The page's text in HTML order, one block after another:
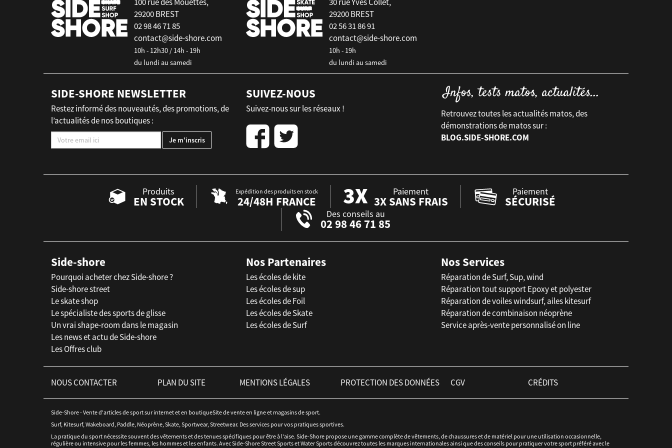
29200 BREST
02 98 46 71 85
contact@side-shore.com
10h - 12h30 / 14h - 19h
du lundi au samedi
29200 BREST
02 56 31 86 91
contact@side-shore.com
10h - 19h
du lundi au samedi
SIDE-SHORE NEWSLETTER
Restez informé des nouveautés, des promotions, de
l’actualités de nos boutiques :
SUIVEZ-NOUS
Suivez-nous sur les réseaux !
Retrouvez toutes les actualités matos, des
démonstrations de matos sur :
BLOG.SIDE-SHORE.COM
Produits
EN STOCK
Expédition des produits en stock
24/48H FRANCE
Paiement
3X SANS FRAIS
Paiement
SÉCURISÉ
Des conseils au
02 98 46 71 85
Side-shore
Pourquoi acheter chez Side-shore ?
Side-shore street
Le skate shop
Le spécialiste des sports de glisse
Un vrai shape-room dans le magasin
Les news et actu de Side-shore
Les Offres club
Nos Partenaires
Les écoles de kite
Les écoles de sup
Les écoles de Foil
Les écoles de Skate
Les écoles de Surf
Nos Services
Réparation de Surf, Sup, wind
Réparation tout support Epoxy et polyester
Réparation de voiles windsurf, ailes kitesurf
Réparation de combinaison néoprène
Service après-vente personnalisé on line
NOUS CONTACTER PLAN DU SITE MENTIONS LÉGALES PROTECTION DES DONNÉES CGV CRÉDITS
Side-Shore - Vente d'articles de sport sur internet et en boutiqueSite de vente en ligne et magasins de sport.
Surf, Kitesurf, Wakeboard, Paddle, Néoprène, Skate, Sportwear, Streetwear. Des services pour vos pratiques sportives.
La pratique du sport nécessite souvent des vêtements et des tenues spécifiques pour être à l'aise. Side-Shore propose une gamme complète de vêtements, de chaussures et de matériel pour une utilisation occasionnelle,
régulière ou intensive pour les femmes, les hommes et les enfants. Avec Side-Shore Street Sports et Water Sports découvrez toutes les marques internationales ainsi que des conseils pour pratiquer votre sport préféré avec le